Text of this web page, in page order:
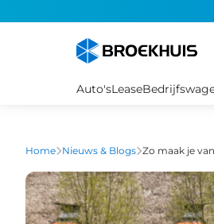
Auto'sLease
Home Nieuws & Blogs Zo maak je